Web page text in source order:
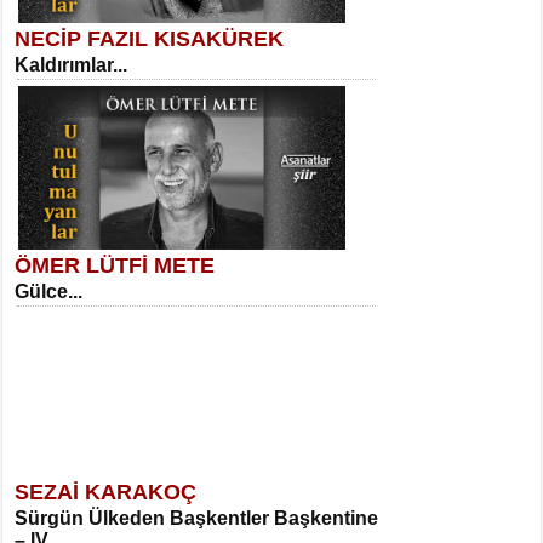
SELAHATTİN YILDIZ
İnsanın Zindanı...
MEHMET TAŞTAN
SITKI CANEY
Kadir Ünal
Ayağıma Dolanan Yokuş...
NECİP FAZIL KISAKÜREK
Kaldırımlar...
ÖMER LÜTFİ METE
Gülce...
SEZAİ KARAKOÇ
Sürgün Ülkeden Başkentler Başkentine